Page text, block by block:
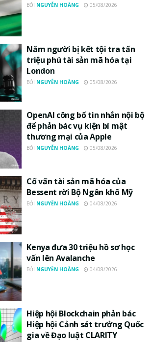
BỞI NGUYỄN HOÀNG 05/08/2026
Năm người bị kết tội tra tấn
triệu phú tài sản mã hóa tại
London
BỞI NGUYỄN HOÀNG 05/08/2026
OpenAI công bố tin nhắn nội bộ
để phản bác vụ kiện bí mật
thương mại của Apple
BỞI NGUYỄN HOÀNG 05/08/2026
Cố vấn tài sản mã hóa của
Bessent rời Bộ Ngân khố Mỹ
BỞI NGUYỄN HOÀNG 04/08/2026
Kenya đưa 30 triệu hồ sơ học
vấn lên Avalanche
BỞI NGUYỄN HOÀNG 04/08/2026
Hiệp hội Blockchain phản bác
Hiệp hội Cảnh sát trưởng Quốc
gia về Đạo luật CLARITY